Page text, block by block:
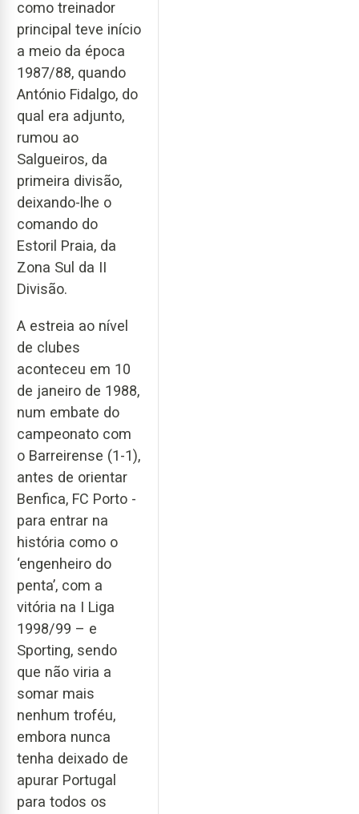
como treinador
principal teve início
a meio da época
1987/88, quando
António Fidalgo, do
qual era adjunto,
rumou ao
Salgueiros, da
primeira divisão,
deixando-lhe o
comando do
Estoril Praia, da
Zona Sul da II
Divisão.
A estreia ao nível
de clubes
aconteceu em 10
de janeiro de 1988,
num embate do
campeonato com
o Barreirense (1-1),
antes de orientar
Benfica, FC Porto -
para entrar na
história como o
‘engenheiro do
penta’, com a
vitória na I Liga
1998/99 – e
Sporting, sendo
que não viria a
somar mais
nenhum troféu,
embora nunca
tenha deixado de
apurar Portugal
para todos os